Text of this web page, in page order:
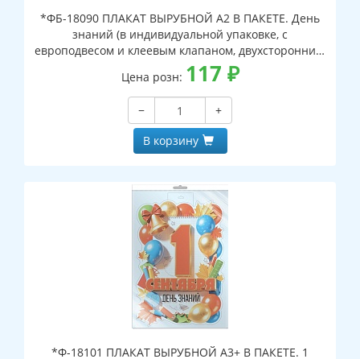
*ФБ-18090 ПЛАКАТ ВЫРУБНОЙ А2 В ПАКЕТЕ. День
знаний (в индивидуальной упаковке, с
европодвесом и клеевым клапаном, двухсторонний,
ВД-лак)
Цена розн: 117 ₽
−
+
В корзину
*Ф-18101 ПЛАКАТ ВЫРУБНОЙ А3+ В ПАКЕТЕ. 1